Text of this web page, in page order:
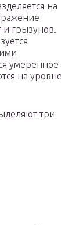
на
и грызунов.
умеренное
на уровне
три